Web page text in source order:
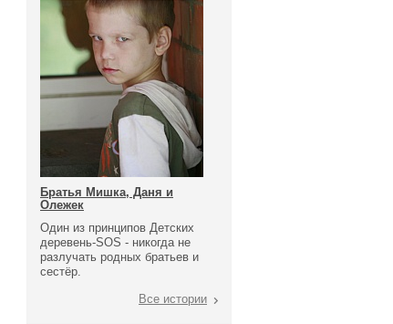
Братья Мишка, Даня и
Олежек
Один из принципов Детских
деревень-SOS - никогда не
разлучать родных братьев и
сестёр.
Все истории